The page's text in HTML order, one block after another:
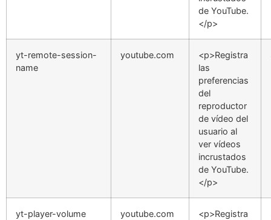
de YouTube.
</p>
yt-remote-session-
name
youtube.com
<p>Registra
las
preferencias
del
reproductor
de vídeo del
usuario al
ver vídeos
incrustados
de YouTube.
</p>
yt-player-volume youtube.com
<p>Registra